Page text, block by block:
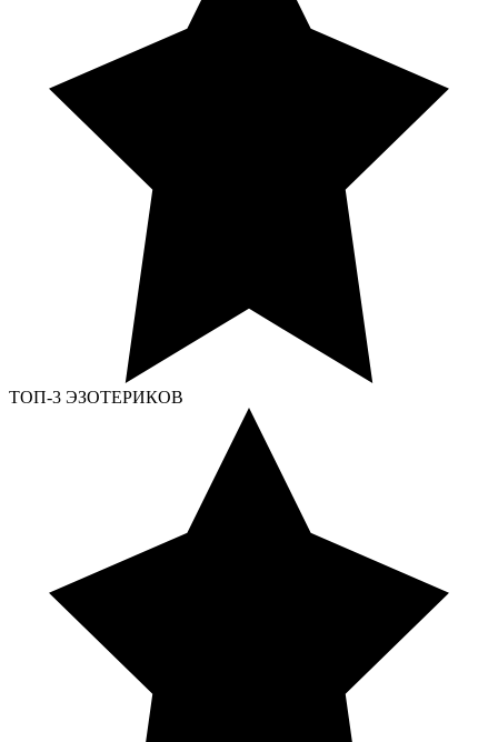
ТОП-3 ЭЗОТЕРИКОВ